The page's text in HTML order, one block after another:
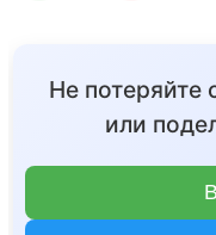
Не потеряйте
или